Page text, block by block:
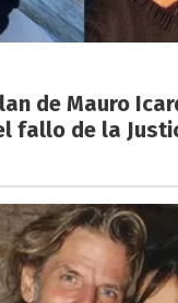
de Mauro
fallo de la